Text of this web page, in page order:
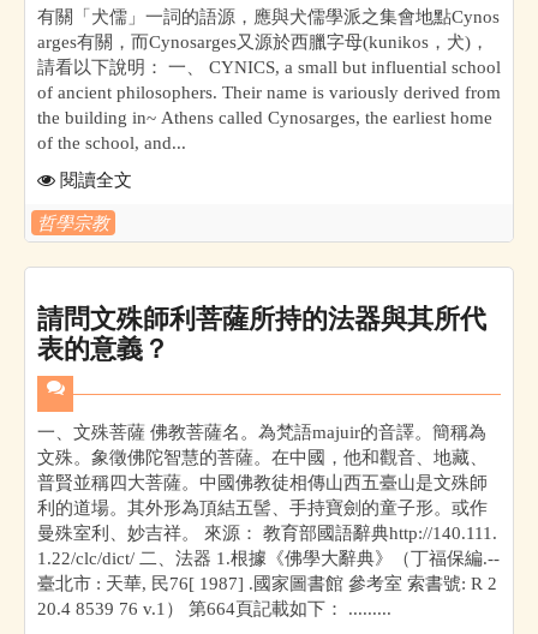
有關「犬儒」一詞的語源，應與犬儒學派之集會地點Cynos
arges有關，而Cynosarges又源於西臘字母(kunikos，犬)，
請看以下說明： 一、 CYNICS, a small but influential school
of ancient philosophers. Their name is variously derived from
the building in~ Athens called Cynosarges, the earliest home
of the school, and...
閱讀全文
哲學宗教
請問文殊師利菩薩所持的法器與其所代
表的意義？
一、文殊菩薩 佛教菩薩名。為梵語majuir的音譯。簡稱為
文殊。象徵佛陀智慧的菩薩。在中國，他和觀音、地藏、
普賢並稱四大菩薩。中國佛教徒相傳山西五臺山是文殊師
利的道場。其外形為頂結五髻、手持寶劍的童子形。或作
曼殊室利、妙吉祥。 來源： 教育部國語辭典http://140.111.
1.22/clc/dict/ 二、法器 1.根據《佛學大辭典》（丁福保編.--
臺北市 : 天華, 民76[ 1987] .國家圖書館 參考室 索書號: R 2
20.4 8539 76 v.1） 第664頁記載如下： .........